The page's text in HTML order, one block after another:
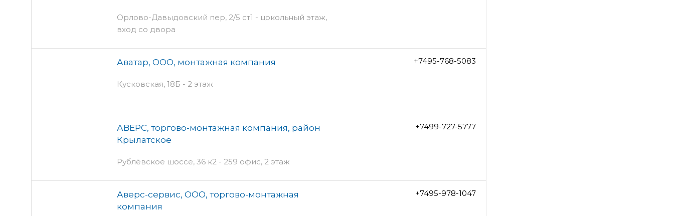
Орлово-Давыдовский пер, 2/5 ст1 - цокольный этаж,
вход со двора
Аватар, ООО, монтажная компания
Кусковская, 18Б - 2 этаж
+7495-768-5083
АВЕРС, торгово-монтажная компания, район
Крылатское
Рублёвское шоссе, 36 к2 - 259 офис, 2 этаж
+7499-727-5777
Аверс-сервис, ООО, торгово-монтажная
компания
+7495-978-1047